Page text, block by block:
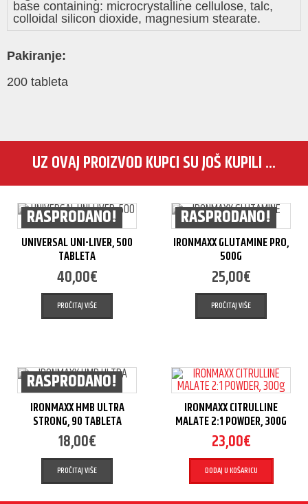
base containing: microcrystalline cellulose, talc,
colloidal silicon dioxide, magnesium stearate.
Pakiranje:
200 tableta
UZ OVAJ PROIZVOD KUPCI SU JOŠ KUPILI ...
RASPRODANO!
UNIVERSAL UNI-LIVER, 500
TABLETA
40,00€
PROČITAJ VIŠE
RASPRODANO!
IRONMAXX GLUTAMINE PRO,
500G
25,00€
PROČITAJ VIŠE
RASPRODANO!
IRONMAXX HMB ULTRA
STRONG, 90 TABLETA
18,00€
PROČITAJ VIŠE
IRONMAXX CITRULLINE
MALATE 2:1 POWDER, 300G
23,00€
DODAJ U KOŠARICU